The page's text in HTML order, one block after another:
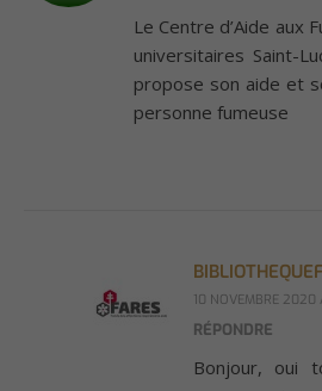
Le Centre d’Aide aux
universitaires Saint-
propose son aide et
personne fumeuse
10 NOVEMBRE 2020
RÉPONDRE
Bonjour, oui